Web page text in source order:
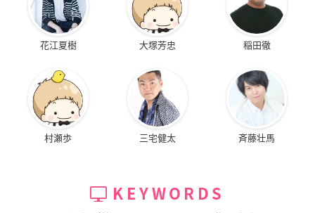
花江夏樹 大塚芳忠 稲田徹
村瀬歩 三宅健太 斉藤壮馬
KEYWORDS